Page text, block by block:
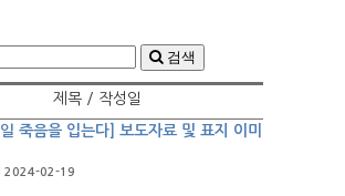
검색
제목 / 작성일
죽음을 입는다] 보도자료 및 표지 이미
2024-02-19